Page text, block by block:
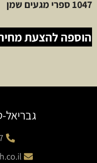
1047 ספרי מגעים שמן
הוספה להצעת